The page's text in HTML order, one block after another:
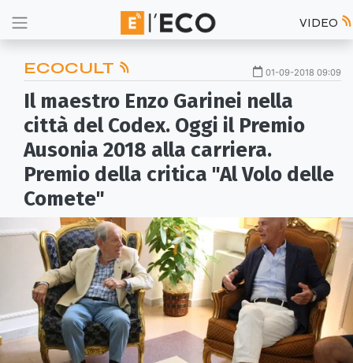
VIDEO
ECOCULT 01-09-2018 09:09
Il maestro Enzo Garinei nella
città del Codex. Oggi il Premio
Ausonia 2018 alla carriera.
Premio della critica "Al Volo delle
Comete"